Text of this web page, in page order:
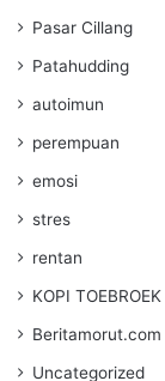
Pasar Cillang
Patahudding
autoimun
perempuan
emosi
stres
rentan
KOPI TOEBROEK
Beritamorut.com
Uncategorized